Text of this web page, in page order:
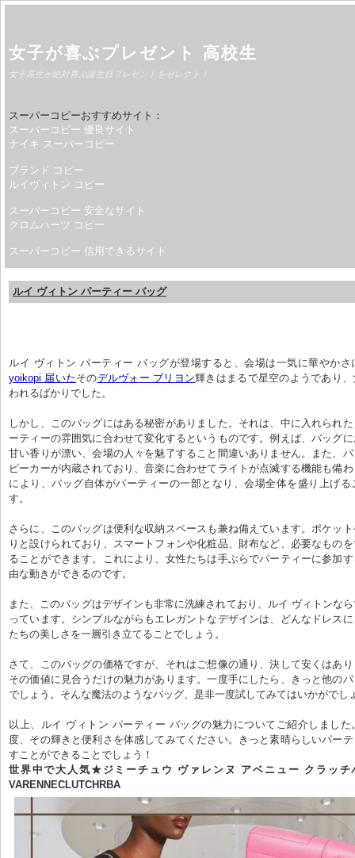
女子が喜ぶプレゼント 高校生
女子高生が絶対喜ぶ誕生日プレゼントをセレクト！
スーパーコピーおすすめサイト：
スーパーコピー 優良サイト
ナイキ スーパーコピー
ブランド コピー
ルイヴィトン コピー
スーパーコピー 安全なサイト
クロムハーツ コピー
スーパーコピー 信用できるサイト
ルイ ヴィトン パーティー バッグ
ルイ ヴィトン パーティー バッグが登場すると、会場は一気に華やかさ
yoikopi 届いたそのデルヴォー ブリヨン輝きはまるで星空のようであり
われるばかりでした。
しかし、このバッグにはある秘密がありました。それは、中に入れられ
ーティーの雰囲気に合わせて変化するというものです。例えば、バッグ
甘い香りが漂い、会場の人々を魅了すること間違いありません。また、
ピーカーが内蔵されており、音楽に合わせてライトが点滅する機能も備
により、バッグ自体がパーティーの一部となり、会場全体を盛り上げる
す。
さらに、このバッグは便利な収納スペースも兼ね備えています。ポケッ
りと設けられており、スマートフォンや化粧品、財布など、必要なもの
ることができます。これにより、女性たちは手ぶらでパーティーに参加
由な動きができるのです。
また、このバッグはデザインも非常に洗練されており、ルイ ヴィトンな
っています。シンプルながらもエレガントなデザインは、どんなドレス
たちの美しさを一層引き立てることでしょう。
さて、このバッグの価格ですが、それはご想像の通り、決して安くはあ
その価値に見合うだけの魅力があります。一度手にしたら、きっと他の
でしょう。そんな魔法のようなバッグ、是非一度試してみてはいかがでし
以上、ルイ ヴィトン パーティー バッグの魅力についてご紹介しました
度、その輝きと便利さを体感してみてください。きっと素晴らしいパー
すことができることでしょう！
世界中で大人気★ジミーチュウ ヴァレンヌ アベニュー クラッチ
VARENNECLUTCHRBA